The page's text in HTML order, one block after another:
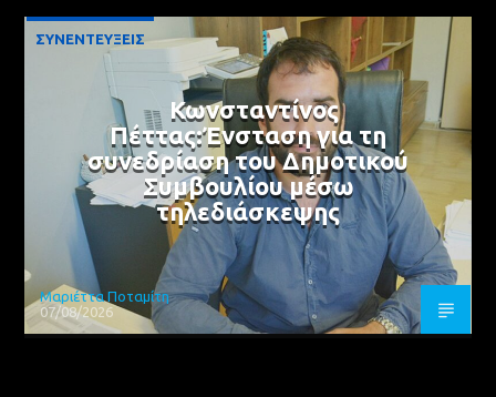
ΣΥΝΕΝΤΕΥΞΕΙΣ
Κωνσταντίνος
Πέττας:Ένσταση για τη
συνεδρίαση του Δημοτικού
Συμβουλίου μέσω
τηλεδιάσκεψης
Μαριέττα Ποταμίτη
07/08/2026